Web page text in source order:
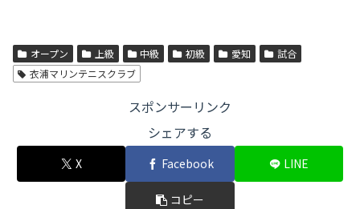
オープン 上級 中級 初級 愛知
試合
衣浦マリンテニスクラブ
スポンサーリンク
シェアする
X Facebook LINE
コピー